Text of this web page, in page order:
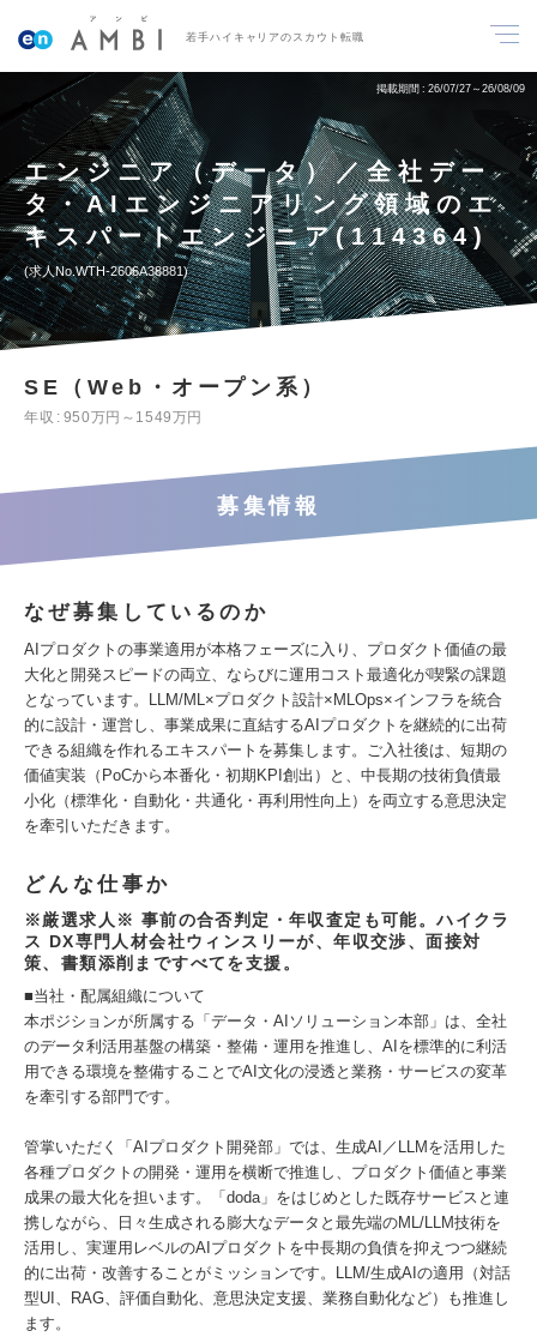
若手ハイキャリアのスカウト転職
掲載期間 26/07/27～26/08/09
エンジニア（データ）／全社デー
タ・AIエンジニアリング領域のエ
キスパートエンジニア(114364)
求人No.WTH-2606A38881
SE（Web・オープン系）
年収 950万円～1549万円
募集情報
なぜ募集しているのか
AIプロダクトの事業適用が本格フェーズに入り、プロダクト価値の最
大化と開発スピードの両立、ならびに運用コスト最適化が喫緊の課題
となっています。LLM/ML×プロダクト設計×MLOps×インフラを統合
的に設計・運営し、事業成果に直結するAIプロダクトを継続的に出荷
できる組織を作れるエキスパートを募集します。ご入社後は、短期の
価値実装（PoCから本番化・初期KPI創出）と、中長期の技術負債最
小化（標準化・自動化・共通化・再利用性向上）を両立する意思決定
を牽引いただきます。
どんな仕事か
※厳選求人※ 事前の合否判定・年収査定も可能。ハイクラ
ス DX専門人材会社ウィンスリーが、年収交渉、面接対
策、書類添削まですべてを支援。
■当社・配属組織について
本ポジションが所属する「データ・AIソリューション本部」は、全社
のデータ利活用基盤の構築・整備・運用を推進し、AIを標準的に利活
用できる環境を整備することでAI文化の浸透と業務・サービスの変革
を牽引する部門です。
管掌いただく「AIプロダクト開発部」では、生成AI／LLMを活用した
各種プロダクトの開発・運用を横断で推進し、プロダクト価値と事業
成果の最大化を担います。「doda」をはじめとした既存サービスと連
携しながら、日々生成される膨大なデータと最先端のML/LLM技術を
活用し、実運用レベルのAIプロダクトを中長期の負債を抑えつつ継続
的に出荷・改善することがミッションです。LLM/生成AIの適用（対話
型UI、RAG、評価自動化、意思決定支援、業務自動化など）も推進し
ます。